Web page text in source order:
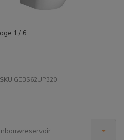
1 / 6
SKU GEBS62UP320